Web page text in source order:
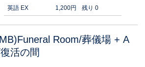
英語 EX 1,200円 残り 0
MB)Funeral Room/葬儀場 + A
活の間